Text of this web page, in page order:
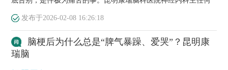
发布于2026-02-08 16:26:18
脑梗后为什么总是“脾气暴躁、爱哭”？昆明康
瑞脑